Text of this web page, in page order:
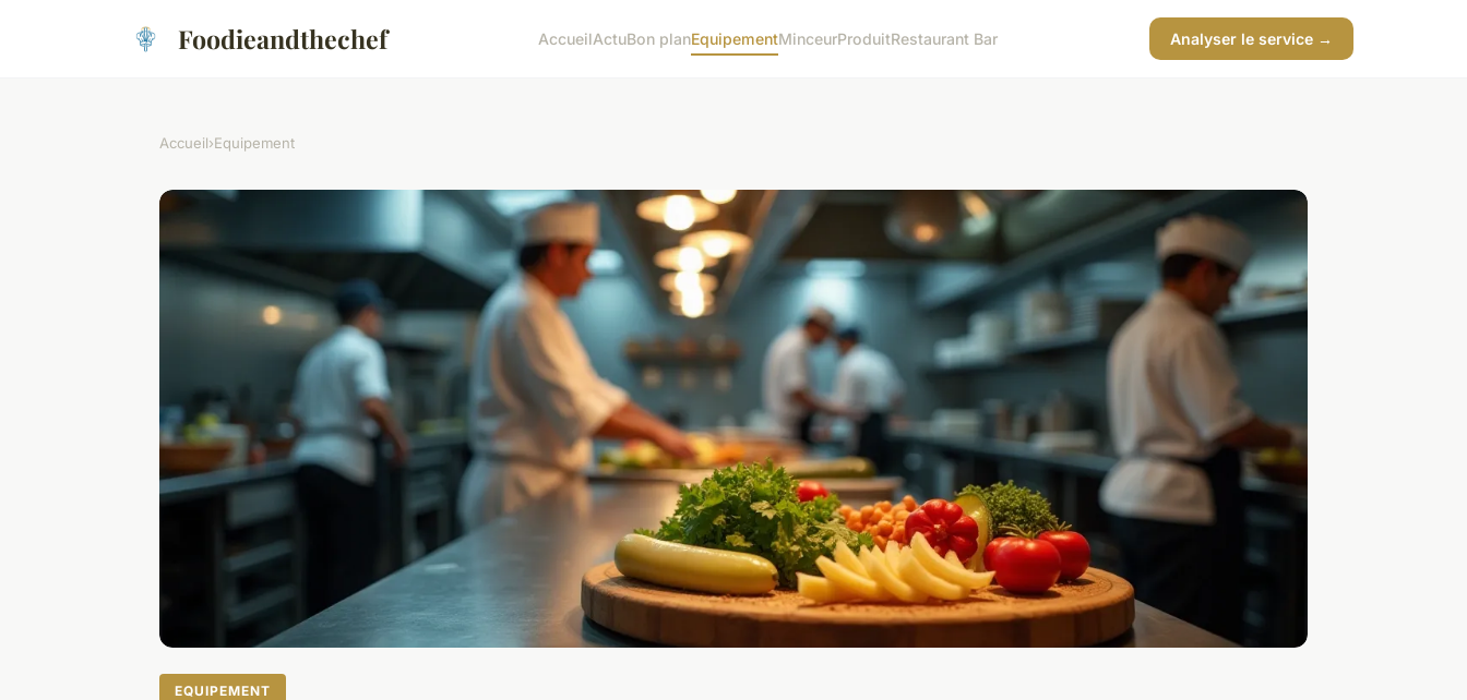
Foodieandthechef AccueilActuBon planEquipementMinceurProduitRestaurant Bar Analyser le service →
Accueil›Equipement
EQUIPEMENT